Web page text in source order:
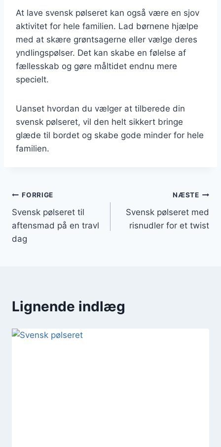
At lave svensk pølseret kan også være en sjov
aktivitet for hele familien. Lad børnene hjælpe
med at skære grøntsagerne eller vælge deres
yndlingspølser. Det kan skabe en følelse af
fællesskab og gøre måltidet endnu mere
specielt.
Uanset hvordan du vælger at tilberede din
svensk pølseret, vil den helt sikkert bringe
glæde til bordet og skabe gode minder for hele
familien.
Indlægsnavigation
FORRIGE
Svensk pølseret til
aftensmad på en travl
dag
NÆSTE
Svensk pølseret med
risnudler for et twist
Lignende indlæg